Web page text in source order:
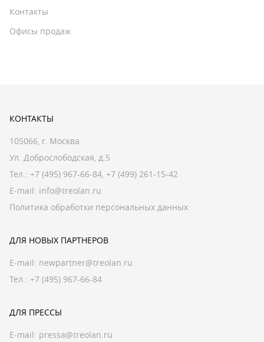
Контакты
Офисы продаж
КОНТАКТЫ
105066, г. Москва
Ул. Доброслободская, д.5
Тел.: +7 (495) 967-66-84, +7 (499) 261-15-42
E-mail: info@treolan.ru
Политика обработки персональных данных
ДЛЯ НОВЫХ ПАРТНЕРОВ
E-mail: newpartner@treolan.ru
Тел.: +7 (495) 967-66-84
ДЛЯ ПРЕССЫ
E-mail: pressa@treolan.ru